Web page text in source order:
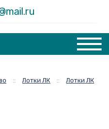
:: Лотки ЛК ::
Лотки ЛК